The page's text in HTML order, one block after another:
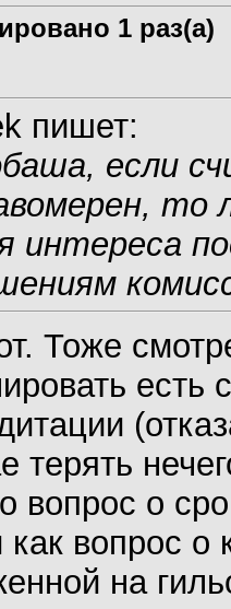
1 раз(а)
пишет:
если
то
интереса
Тоже
терять
вопрос о
как вопрос о
на